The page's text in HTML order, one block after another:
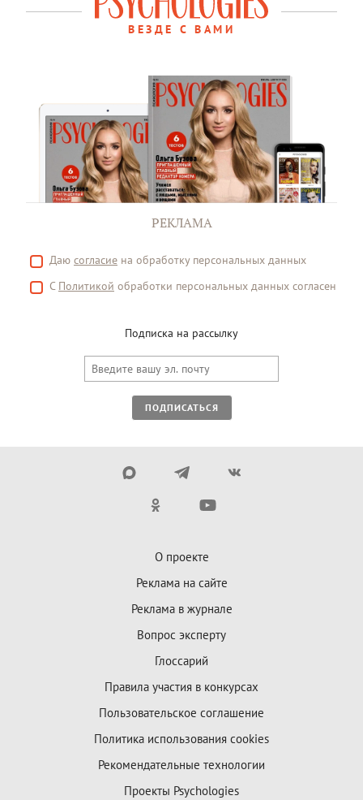
ВЕЗДЕ С ВАМИ
РЕКЛАМА
Даю согласие на обработку персональных данных
С Политикой обработки персональных данных согласен
Подписка на рассылку
ПОДПИСАТЬСЯ
О проекте
Реклама на сайте
Реклама в журнале
Вопрос эксперту
Глоссарий
Правила участия в конкурсах
Пользовательское соглашение
Политика использования cookies
Рекомендательные технологии
Проекты Psychologies